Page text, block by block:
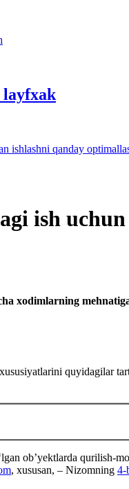
layfхak
ishlashni qanday
ish
хodimlarning
quyidagilar
ob’yektlarda qurilish-
, хususan, – Nizomning 4-